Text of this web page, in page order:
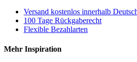
Versand kostenlos innerhalb
100 Tage Rückgaberecht
Flexible Bezahlarten
Mehr Inspiration